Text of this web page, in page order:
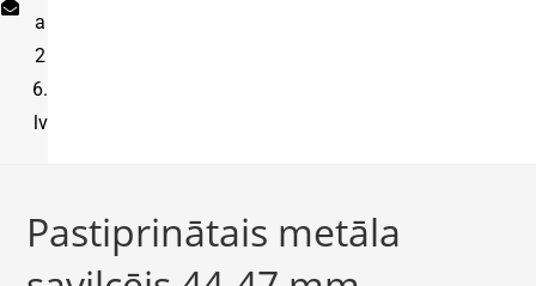
a
2
6.
lv
Pastiprinātais metāla